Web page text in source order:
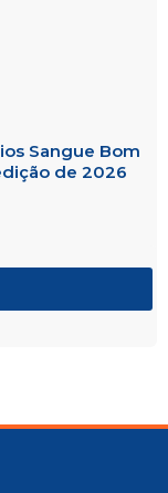
Sangue Bom
de 2026